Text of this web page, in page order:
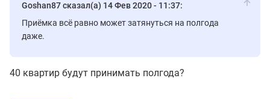
Goshan87 сказал(а) 14 Фев 2020 - 11:37:
Приёмка всё равно может затянуться на полгода
даже.
40 квартир будут принимать полгода?